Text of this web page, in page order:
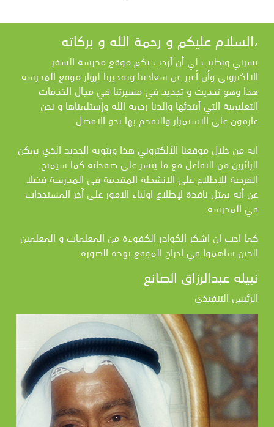
السلام عليكم و رحمة الله و بركاته،
يسرني ويطيب لي أن أرحب بكم موقع مدرسة السفر
الالكتروني وأن أعبر عن سعادتنا وتقديرنا لزوار موقع المدرسة
هذا وهو تحديث و تجديد في مسيرتنا في مجال الخدمات
التعليمية التي أبتدئها والدنا رحمه الله وإستلمناها و نحن
عازمون على الاستمرار والتقدم بها نحو الافضل.
انه من خلال موقعنا الألكتروني هذا وبثوبه الجديد الذي يمكن
الزائرين من التفاعل مع ما ينشر على صفحاته كما سيمنح
الفرصة للإطلاع على الانشطة المقدمة في المدرسة فضلا
عن أنه يمثل نافدة لإطلاع اولياء الامور على آخر المستجدات
في المدرسة.
كما احب ان اشكر الكوادر الكفوءة من المعلمات و المعلمين
الذين ساهموا في اخراج الموقع بهذه الصورة.
نبيله عبدالرزاق الصانع
الرئيس التنفيذي